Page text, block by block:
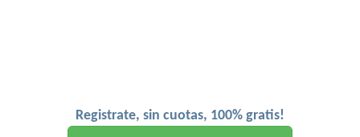
Registrate, sin cuotas, 100% gratis!